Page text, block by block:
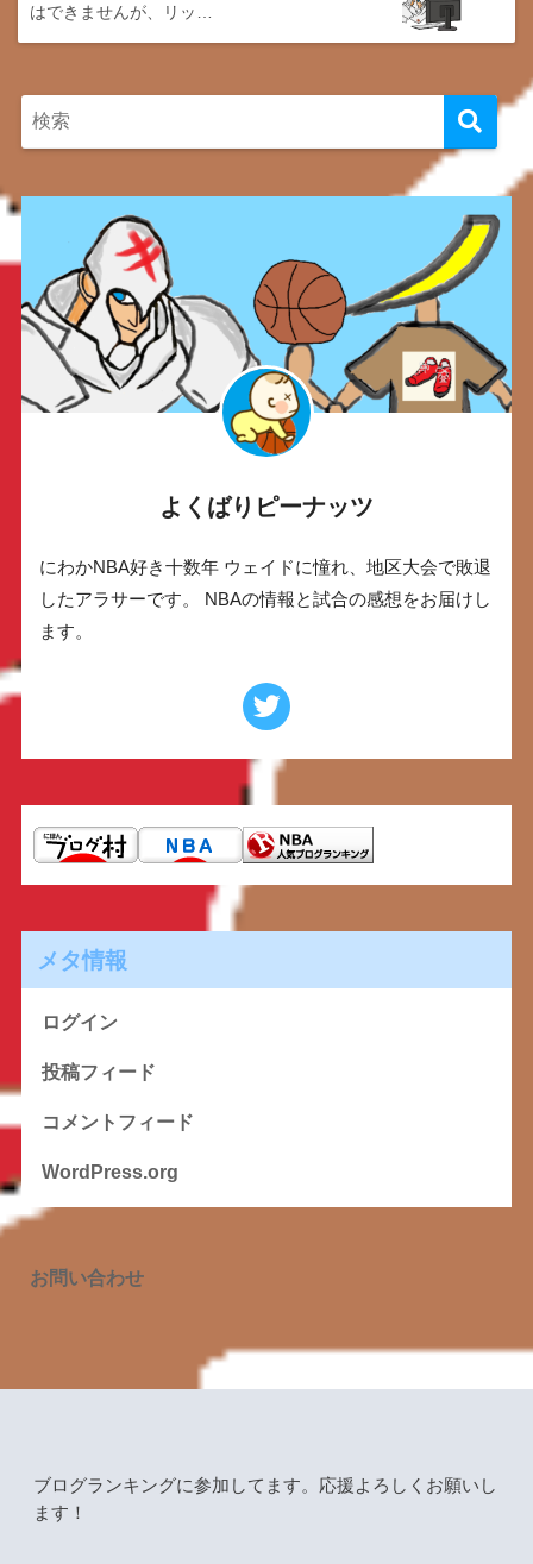
はできませんが、リッ…
よくばりピーナッツ
にわかNBA好き十数年 ウェイドに憧れ、地区大会で敗退
したアラサーです。 NBAの情報と試合の感想をお届けし
ます。
メタ情報
ログイン
投稿フィード
コメントフィード
WordPress.org
お問い合わせ
ブログランキングに参加してます。応援よろしくお願いし
ます！